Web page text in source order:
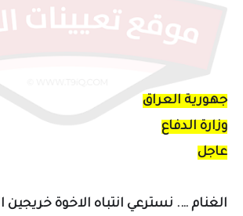
جهورية العراق
وزارة الدفاع
عاجل
الغنام …. نسترعي انتباه الاخوة خريجين